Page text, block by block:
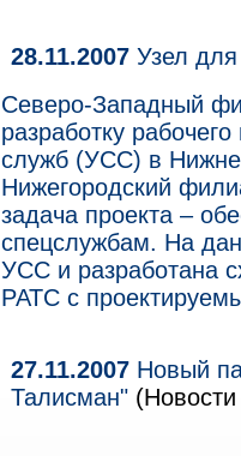
28.11.2007 Узел
Северо-Западный
разработку
служб (УСС) в
Нижегородский
задача проекта –
спецслужбам. На
УСС и разработана
РАТС с
27.11.2007 Новый
Талисман" (Новости